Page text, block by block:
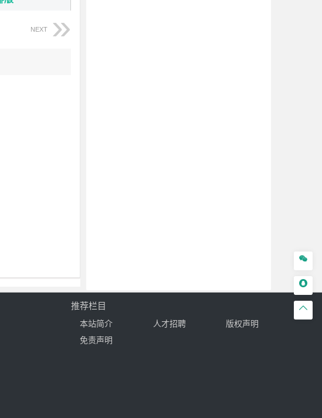
NEXT



推荐栏目
本站简介 人才招聘
版权声明
免责声明